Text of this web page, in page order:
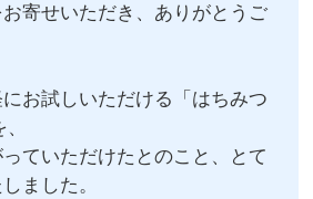
寄せいただき、ありがとうご
お試しいただける「はちみつ
ていただけたとのこと、とて
ました。